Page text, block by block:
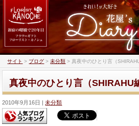
サイト > ブログ >未分類 >真夜中のひとり言（
真夜中のひとり言（SHIRAHU
2010年9月16日 未分類